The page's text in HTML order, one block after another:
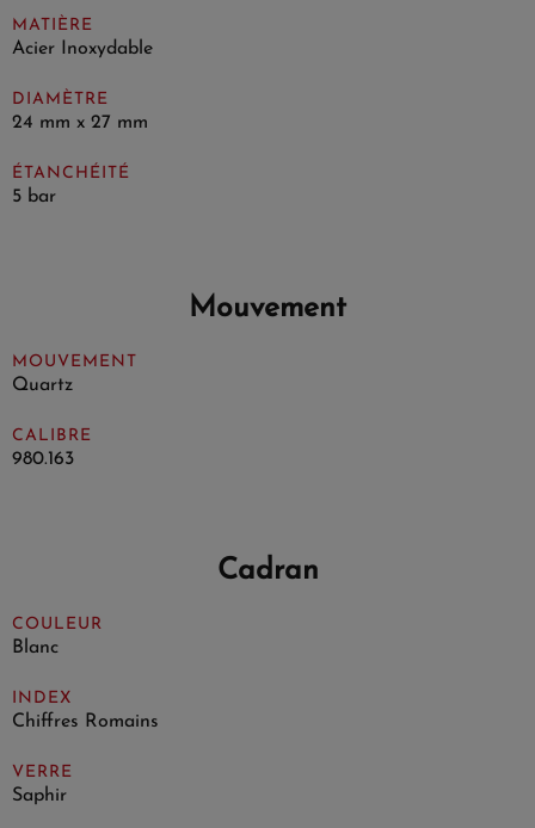
MATIÈRE
Acier Inoxydable
DIAMÈTRE
24 mm x 27 mm
ÉTANCHÉITÉ
5 bar
Mouvement
MOUVEMENT
Quartz
CALIBRE
980.163
Cadran
COULEUR
Blanc
INDEX
Chiffres Romains
VERRE
Saphir